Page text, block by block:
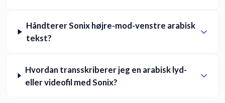
Håndterer Sonix højre-mod-venstre arabisk
tekst?
Hvordan transskriberer jeg en arabisk lyd-
eller videofil med Sonix?